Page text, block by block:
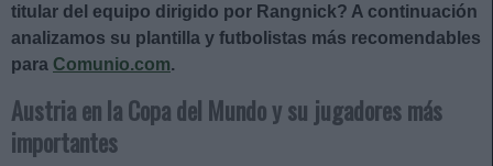
titular del equipo dirigido por Rangnick? A continuación
analizamos su plantilla y futbolistas más recomendables
para Comunio.com.
Austria en la Copa del Mundo y su jugadores más
importantes